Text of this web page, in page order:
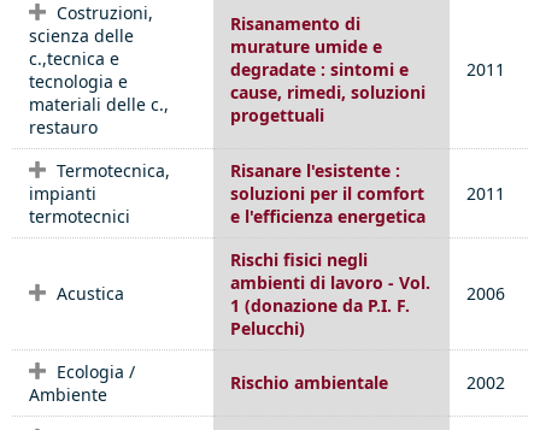
Costruzioni,
scienza delle
c.,tecnica e
tecnologia e
materiali delle c.,
restauro
Risanamento di
murature umide e
degradate : sintomi e
cause, rimedi, soluzioni
progettuali
2011
Termotecnica,
impianti
termotecnici
Risanare l'esistente :
soluzioni per il comfort
e l'efficienza energetica
2011
Acustica
Rischi fisici negli
ambienti di lavoro - Vol.
1 (donazione da P.I. F.
Pelucchi)
2006
Ecologia /
Ambiente
Rischio ambientale 2002